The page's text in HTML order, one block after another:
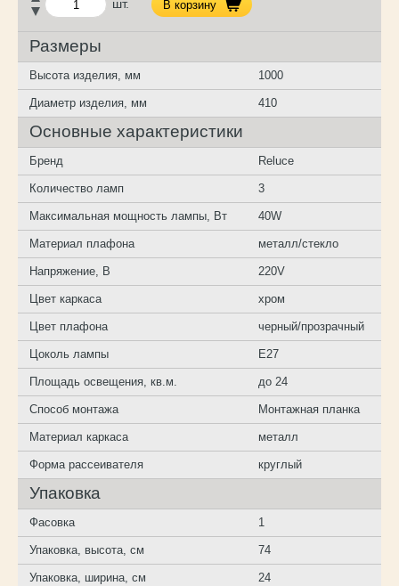
шт. В корзину
Размеры
Высота изделия, мм 1000
Диаметр изделия, мм 410
Основные характеристики
Бренд Reluce
Количество ламп 3
Максимальная мощность лампы, Вт 40W
Материал плафона металл/стекло
Напряжение, В 220V
Цвет каркаса хром
Цвет плафона черный/прозрачный
Цоколь лампы E27
Площадь освещения, кв.м. до 24
Способ монтажа Монтажная планка
Материал каркаса металл
Форма рассеивателя круглый
Упаковка
Фасовка 1
Упаковка, высота, см 74
Упаковка, ширина, см 24